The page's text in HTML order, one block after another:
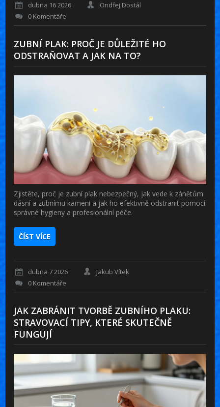
dubna 16 2026
Ondřej Dostál
0 Komentáře
ZUBNÍ PLAK: PROČ JE DŮLEŽITÉ HO
ODSTRAŇOVAT A JAK NA TO?
Zjistěte, proč je zubní plak nebezpečný, jak vede k zánětům
dásní a zubnímu kameni a jak ho efektivně odstranit pomocí
správné hygieny a profesionální péče.
ČÍST VÍCE
dubna 7 2026
Jakub Vítek
0 Komentáře
JAK ZABRÁNIT TVORBĚ ZUBNÍHO PLAKU:
STRAVOVACÍ TIPY, KTERÉ SKUTEČNĚ
FUNGUJÍ